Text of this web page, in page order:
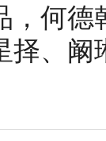
，何
择、